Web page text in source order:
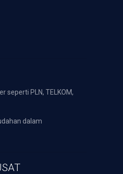
seperti PLN, TELKOM,
dalam